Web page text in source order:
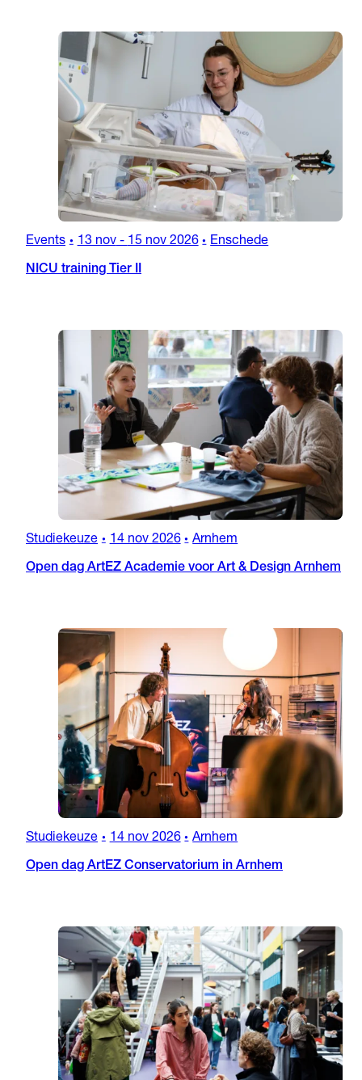
Events • 13 nov- 15 nov 2026 • Enschede
NICU training Tier II
Studiekeuze • 14 nov 2026 • Arnhem
Open dag ArtEZ Academie voor Art & Design Arnhem
Studiekeuze • 14 nov 2026 • Arnhem
Open dag ArtEZ Conservatorium in Arnhem